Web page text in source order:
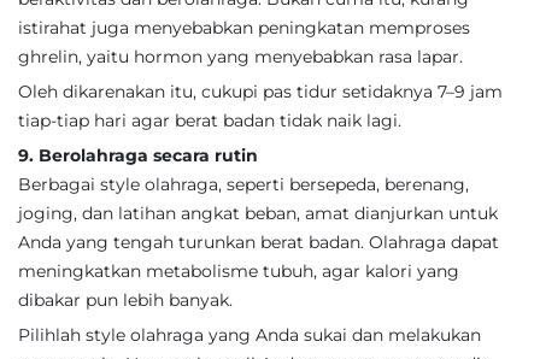
istirahat juga menyebabkan peningkatan memproses
ghrelin, yaitu hormon yang menyebabkan rasa lapar.
Oleh dikarenakan itu, cukupi pas tidur setidaknya 7–9 jam
tiap-tiap hari agar berat badan tidak naik lagi.
9. Berolahraga secara rutin
Berbagai style olahraga, seperti bersepeda, berenang,
joging, dan latihan angkat beban, amat dianjurkan untuk
Anda yang tengah turunkan berat badan. Olahraga dapat
meningkatkan metabolisme tubuh, agar kalori yang
dibakar pun lebih banyak.
Pilihlah style olahraga yang Anda sukai dan melakukan